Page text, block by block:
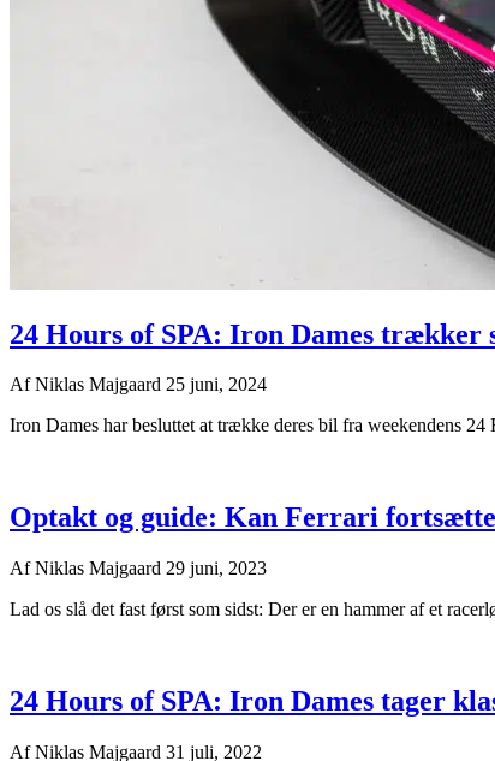
24 Hours of SPA: Iron Dames trækker
AfNiklas Majgaard 25 juni, 2024
Iron Dames har besluttet at trække deres bil fra weekendens
Optakt og guide: Kan Ferrari
AfNiklas Majgaard 29 juni, 2023
Lad os slå det fast først som sidst: Der er en hammer af et
24 Hours of SPA: Iron Dames tager
AfNiklas Majgaard 31 juli, 2022